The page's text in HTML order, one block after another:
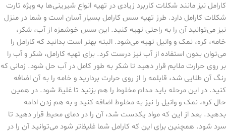
کارامل نیز مانند شکلات کاربرد زیادی در تهیه انواع شیرینی‌ها به ویژه تارت
شکلات کارامل دارد. طرز تهیه سس کارامل بسیار آسان است و شما در منزل
نیز می‌توانید آن را به راحتی تهیه کنید. این سس خوشمزه از آب، شکر،
خامه، کره، نمک و وانیل تهیه می‌شود. البته بهتر است بدانید که کارامل را
می‌توان بدون استفاده از آب نیز درست کرد. برای تهیه کارامل، شکر و آب را
بر روی حرارت ملایم قرار دهید تا شکر به طور کامل در آب حل شود. زمانی که
رنگ آن طلایی شد، قابلمه را از روی حرارت بردارید و خامه را به آن اضافه
کنید. در این مرحله باید مدام مخلوط را هم بزنید تا غلیظ شود. در همین
حال کره، نمک و وانیل را نیز به مخلوط اضافه کنید و به هم زدن ادامه
بدهید. بعد از این که مواد یکدست شد، آن را در دمای محیط قرار دهید تا
سرد شود. همچنین برای این که کارامل شما غلیظ‌تر شود می‌توانید آن را در